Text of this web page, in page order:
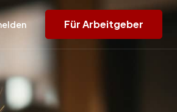
Für Arbeitgeber